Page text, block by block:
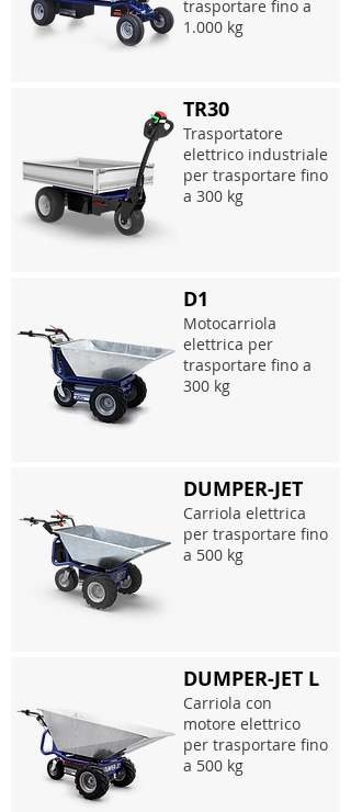
trasportare fino a
1.000 kg
TR30
Trasportatore
elettrico industriale
per trasportare fino
a 300 kg
D1
Motocarriola
elettrica per
trasportare fino a
300 kg
DUMPER-JET
Carriola elettrica
per trasportare fino
a 500 kg
DUMPER-JET L
Carriola con
motore elettrico
per trasportare fino
a 500 kg